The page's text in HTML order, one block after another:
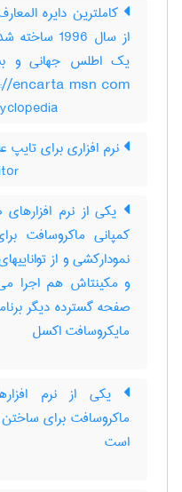
کاملترین دایره
از سال
یک اطلس جهانی و
encarta msn com
نرم افزاری برای تایپ
کمپانی ماکروسافت
نمودارکشی و از
و مکینتاش هم اجرا
صفحه گسترده دیگر
مایکروسافت اکسل
ماکروسافت برای
است